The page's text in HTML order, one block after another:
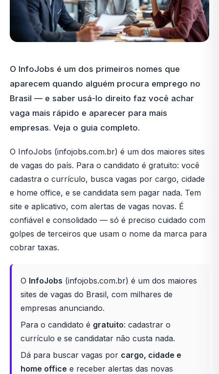
O InfoJobs é um dos primeiros nomes que
aparecem quando alguém procura emprego no
Brasil — e saber usá-lo direito faz você achar
vaga mais rápido e aparecer para mais
empresas. Veja o guia completo.
O InfoJobs (infojobs.com.br) é um dos maiores sites
de vagas do país. Para o candidato é gratuito: você
cadastra o currículo, busca vagas por cargo, cidade
e home office, e se candidata sem pagar nada. Tem
site e aplicativo, com alertas de vagas novas. É
confiável e consolidado — só é preciso cuidado com
golpes de terceiros que usam o nome da marca para
cobrar taxas.
O InfoJobs (infojobs.com.br) é um dos maiores
sites de vagas do Brasil, com milhares de
empresas anunciando.
Para o candidato é gratuito: cadastrar o
currículo e se candidatar não custa nada.
Dá para buscar vagas por cargo, cidade e
home office e receber alertas das novas